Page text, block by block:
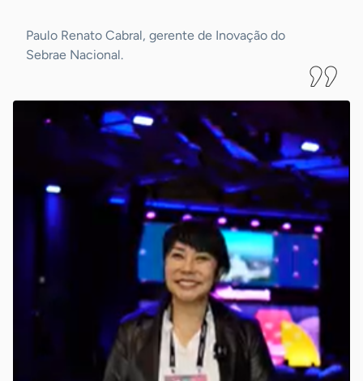
Paulo Renato Cabral, gerente de Inovação do
Sebrae Nacional.